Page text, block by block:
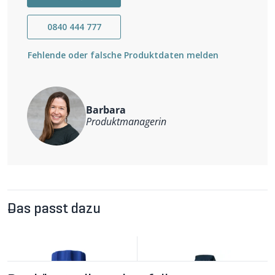
geruchshemmend
kleine Rückentasche mit Reissverschluss
kurzer Front-Reissverschluss
seitliche Schlitze
Hauptmaterial: 88% recyceltes Polyester, 12% Wolle
Nachhaltigkeit: klimaneutral kompensiert, Bluesign-
zertifiziert
0840 444 777
Fehlende oder falsche Produktdaten melden
Barbara
Produktmanagerin
Das passt dazu